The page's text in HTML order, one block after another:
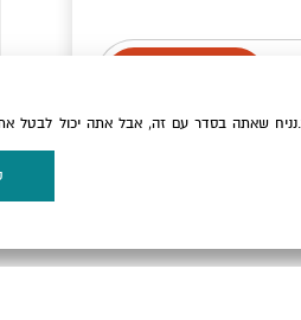
האתר.
שאתה בסדר עם זה, אבל אתה יכול לבטל